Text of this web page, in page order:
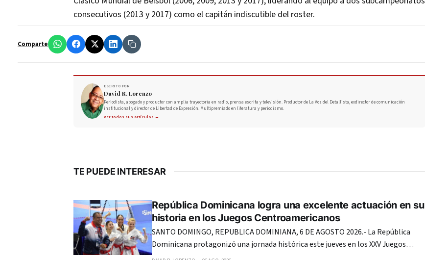
consecutivos (2013 y 2017) como el capitán indiscutible del roster.
Comparte
ESCRITO POR
David R. Lorenzo
Periodista, abogado y productor con amplia trayectoria en radio, prensa escrita y televisión. Productor de La Voz del Detallista, exdirector de comunicación
institucional y director de Libertad de Expresión. Multipremiado en literatura y periodismo.
Ver todos sus artículos →
TE PUEDE INTERESAR
República Dominicana logra una excelente actuación en su
historia en los Juegos Centroamericanos
SANTO DOMINGO, REPUBLICA DOMINIANA, 6 DE AGOSTO 2026.- La República
Dominicana protagonizó una jornada histórica este jueves en los XXV Juegos
Centroamericanos y del Caribe Santo Domingo 2026, al registrar su mejor